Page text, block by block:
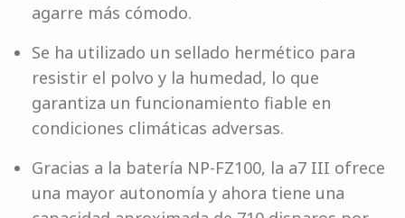
agarre más cómodo.
Se ha utilizado un sellado hermético para
resistir el polvo y la humedad, lo que
garantiza un funcionamiento fiable en
condiciones climáticas adversas.
Gracias a la batería NP-FZ100, la a7 III ofrece
una mayor autonomía y ahora tiene una